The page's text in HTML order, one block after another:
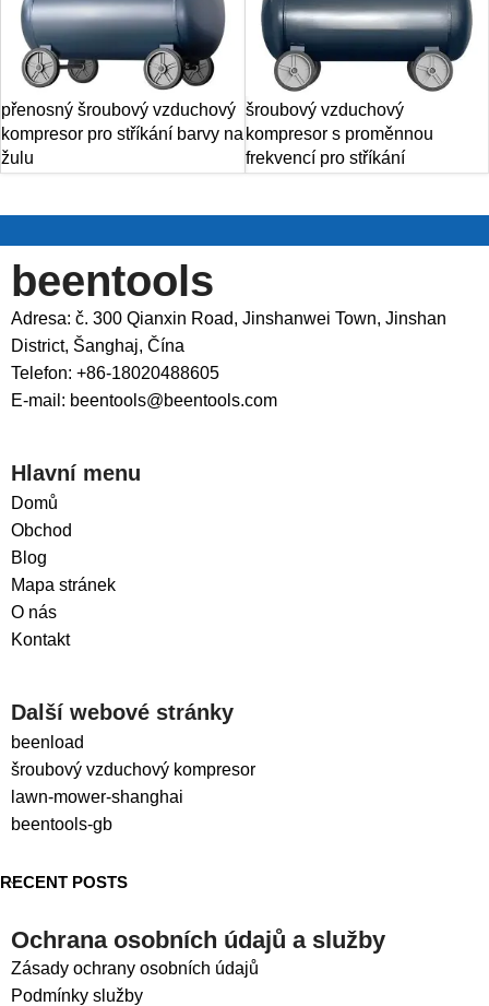
přenosný šroubový vzduchový
kompresor pro stříkání barvy na
žulu
šroubový vzduchový
kompresor s proměnnou
frekvencí pro stříkání
beentools
Adresa: č. 300 Qianxin Road, Jinshanwei Town, Jinshan
District, Šanghaj, Čína
Telefon: +86-18020488605
E-mail: beentools@beentools.com
Hlavní menu
Domů
Obchod
Blog
Mapa stránek
O nás
Kontakt
Další webové stránky
beenload
šroubový vzduchový kompresor
lawn-mower-shanghai
beentools-gb
RECENT POSTS
Ochrana osobních údajů a služby
Zásady ochrany osobních údajů
Podmínky služby